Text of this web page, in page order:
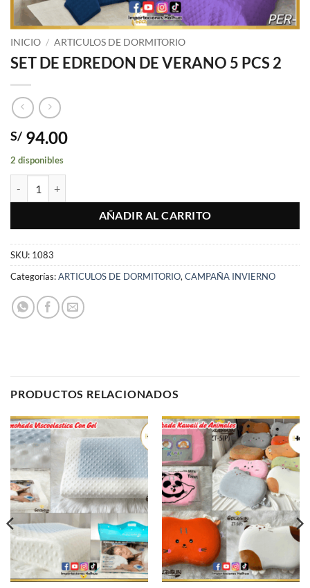
INICIO / ARTICULOS DE DORMITORIO
SET DE EDREDON DE VERANO 5 PCS 2
S/ 94.00
2 disponibles
AÑADIR AL CARRITO
SKU: 1083
Categorías:ARTICULOS DE DORMITORIO, CAMPAÑA INVIERNO
PRODUCTOS RELACIONADOS